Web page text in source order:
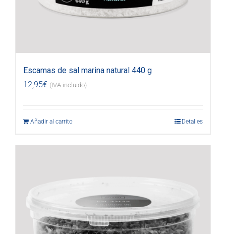
Escamas de sal marina natural 440 g
12,95€ (IVA incluido)
Añadir al carrito Detalles